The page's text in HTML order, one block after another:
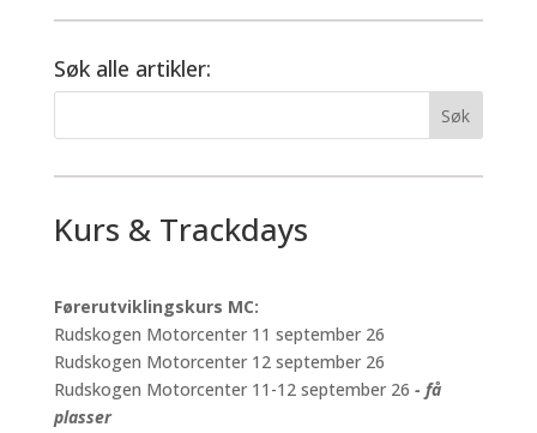
Søk alle artikler:
Kurs & Trackdays
Førerutviklingskurs MC:
Rudskogen Motorcenter 11 september 26
Rudskogen Motorcenter 12 september 26
Rudskogen Motorcenter 11-12 september 26 - få
plasser